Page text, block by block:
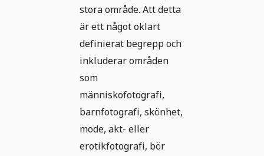
stora område. Att detta
är ett något oklart
definierat begrepp och
inkluderar områden
som
människofotografi,
barnfotografi, skönhet,
mode, akt- eller
erotikfotografi, bör